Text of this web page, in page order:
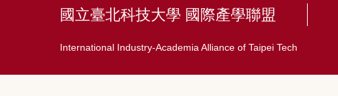
國立臺北科技大學 國際產學聯盟
International Industry-Academia Alliance of Taipei Tech